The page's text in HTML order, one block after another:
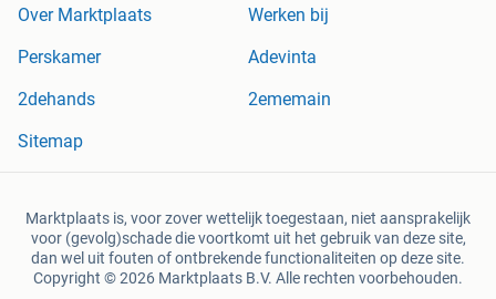
Over Marktplaats
Werken bij
Perskamer
Adevinta
2dehands
2ememain
Sitemap
Marktplaats is, voor zover wettelijk toegestaan, niet aansprakelijk
voor (gevolg)schade die voortkomt uit het gebruik van deze site,
dan wel uit fouten of ontbrekende functionaliteiten op deze site.
Copyright © 2026 Marktplaats B.V. Alle rechten voorbehouden.